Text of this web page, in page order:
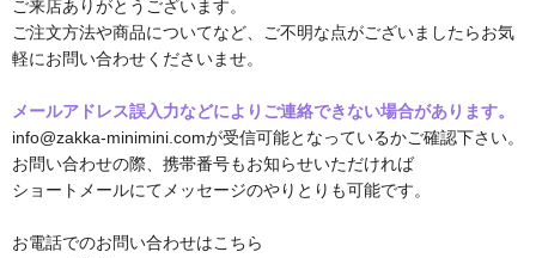
ご来店ありがとうございます。
ご注文方法や商品についてなど、ご不明な点がございましたらお気
軽にお問い合わせくださいませ。
メールアドレス誤入力などによりご連絡できない場合があります。
info@zakka-minimini.comが受信可能となっているかご確認下さい。
お問い合わせの際、携帯番号もお知らせいただければ
ショートメールにてメッセージのやりとりも可能です。
お電話でのお問い合わせはこちら